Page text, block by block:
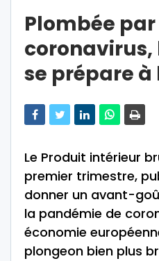
Plombée
coronavirus,
se prépare à
Le Produit intérieur
premier trimestre,
donner un avant-
la pandémie de
économie
plongeon bien plus